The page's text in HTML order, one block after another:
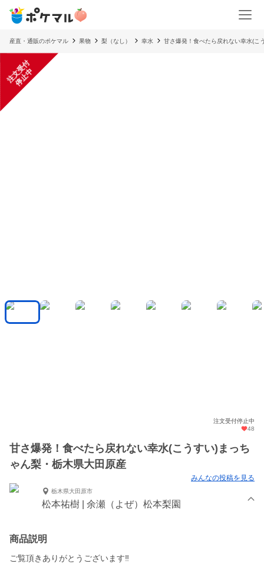
産直・通販のポケマル 果物 梨（なし） 幸水 甘さ爆発！食べたら戻れない幸水(こ
注
文
受
付
停
止
中
注文受付停止中
48
甘さ爆発！食べたら戻れない幸水(こうすい)まっち
ゃん梨・栃木県大田原産
みんなの投稿を見る
栃木県大田原市
松本祐樹 | 余瀬（よぜ）松本梨園
商品説明
ご覧頂きありがとうございます‼️